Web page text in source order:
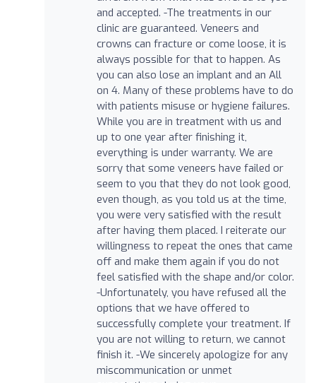
and accepted. -The treatments in our
clinic are guaranteed. Veneers and
crowns can fracture or come loose, it is
always possible for that to happen. As
you can also lose an implant and an All
on 4. Many of these problems have to do
with patients misuse or hygiene failures.
While you are in treatment with us and
up to one year after finishing it,
everything is under warranty. We are
sorry that some veneers have failed or
seem to you that they do not look good,
even though, as you told us at the time,
you were very satisfied with the result
after having them placed. I reiterate our
willingness to repeat the ones that came
off and make them again if you do not
feel satisfied with the shape and/or color.
-Unfortunately, you have refused all the
options that we have offered to
successfully complete your treatment. If
you are not willing to return, we cannot
finish it. -We sincerely apologize for any
miscommunication or unmet